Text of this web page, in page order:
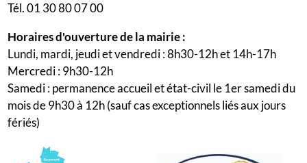
Tél. 01 30 80 07 00
Horaires d'ouverture de la mairie :
Lundi, mardi, jeudi et vendredi : 8h30-12h et 14h-17h
Mercredi : 9h30-12h
Samedi : permanence accueil et état-civil le 1er samedi du
mois de 9h30 à 12h (sauf cas exceptionnels liés aux jours
fériés)